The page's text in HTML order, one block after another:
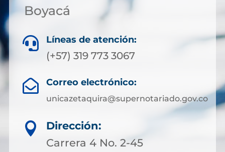
Boyacá
 Líneas de atención:
(+57) 319 773 3067
 Correo electrónico:
unicazetaquira@supernotariado.gov.co

Dirección:
Carrera 4 No. 2-45